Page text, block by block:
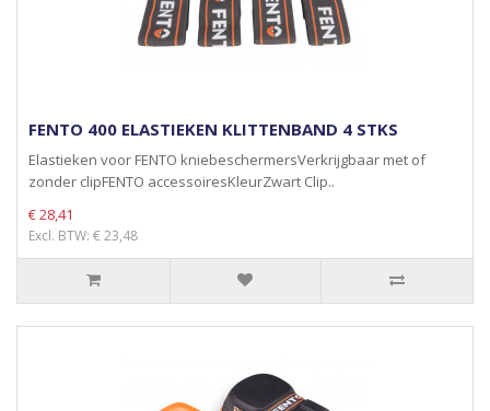
FENTO 400 ELASTIEKEN KLITTENBAND 4 STKS
Elastieken voor FENTO kniebeschermersVerkrijgbaar met of
zonder clipFENTO accessoiresKleurZwart Clip..
€ 28,41
Excl. BTW: € 23,48